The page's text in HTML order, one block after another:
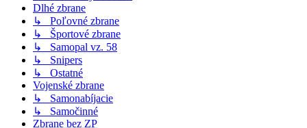
Dlhé zbrane
↳ Poľovné zbrane
↳ Športové zbrane
↳ Samopal vz. 58
↳ Snipers
↳ Ostatné
Vojenské zbrane
↳ Samonabíjacie
↳ Samočinné
Zbrane bez ZP